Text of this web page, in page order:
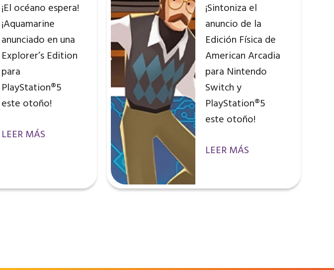
¡El océano espera!
¡Aquamarine
anunciado en una
Explorer’s Edition
para
PlayStation®5
este otoño!
LEER MÁS
¡Sintoniza el
anuncio de la
Edición Física de
American Arcadia
para Nintendo
Switch y
PlayStation®5
este otoño!
LEER MÁS